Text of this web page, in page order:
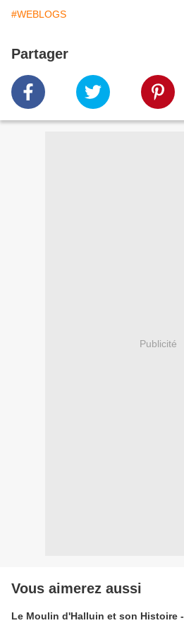
#WEBLOGS
Partager
Publicité
Vous aimerez aussi
Le Moulin d'Halluin et son Histoire -